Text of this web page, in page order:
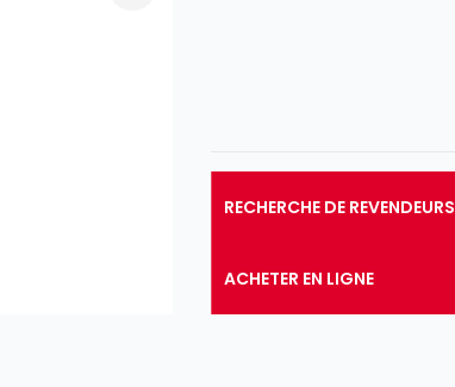
RECHERCHE DE REVENDEURS
ACHETER EN LIGNE